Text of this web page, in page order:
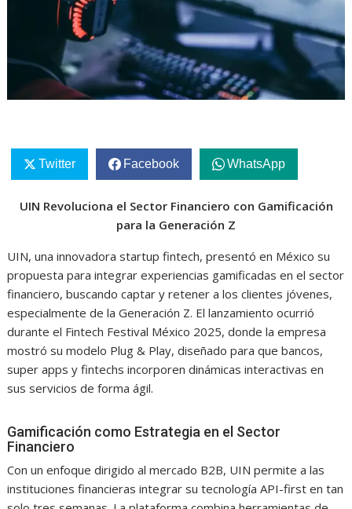
Twitter Facebook WhatsApp
UIN Revoluciona el Sector Financiero con Gamificación
para la Generación Z
UIN, una innovadora startup fintech, presentó en México su
propuesta para integrar experiencias gamificadas en el sector
financiero, buscando captar y retener a los clientes jóvenes,
especialmente de la Generación Z. El lanzamiento ocurrió
durante el Fintech Festival México 2025, donde la empresa
mostró su modelo Plug & Play, diseñado para que bancos,
super apps y fintechs incorporen dinámicas interactivas en
sus servicios de forma ágil.
Gamificación como Estrategia en el Sector
Financiero
Con un enfoque dirigido al mercado B2B, UIN permite a las
instituciones financieras integrar su tecnología API-first en tan